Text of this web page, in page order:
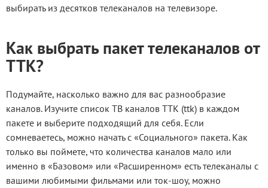
выбирать из десятков телеканалов на телевизоре.
Как выбрать пакет телеканалов от
ТТК?
Подумайте, насколько важно для вас разнообразие
каналов. Изучите список ТВ каналов ТТК (ttk) в каждом
пакете и выберите подходящий для себя. Если
сомневаетесь, можно начать с «Социального» пакета. Как
только вы поймете, что количества каналов мало или
именно в «Базовом» или «Расширенном» есть телеканалы с
вашими любимыми фильмами или ток-шоу, можно